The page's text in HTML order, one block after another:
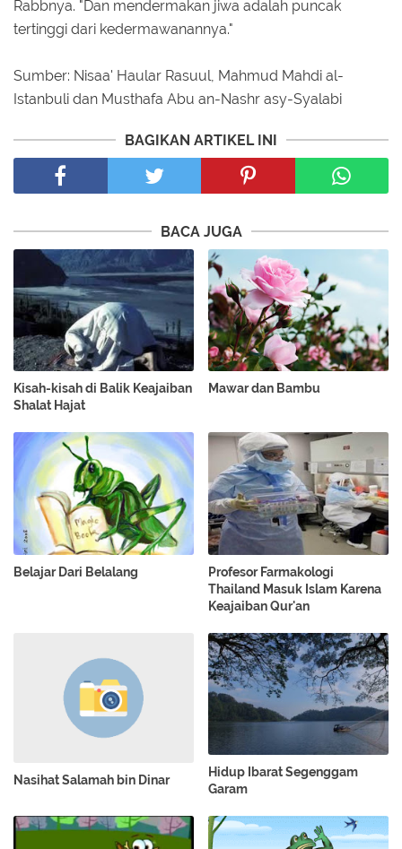
Rabbnya. "Dan mendermakan jiwa adalah puncak
tertinggi dari kedermawanannya."
Sumber: Nisaa' Haular Rasuul, Mahmud Mahdi al-
Istanbuli dan Musthafa Abu an-Nashr asy-Syalabi
BAGIKAN ARTIKEL INI
BACA JUGA
Kisah-kisah di Balik Keajaiban
Shalat Hajat
Mawar dan Bambu
Belajar Dari Belalang
Profesor Farmakologi
Thailand Masuk Islam Karena
Keajaiban Qur'an
Nasihat Salamah bin Dinar
Hidup Ibarat Segenggam
Garam